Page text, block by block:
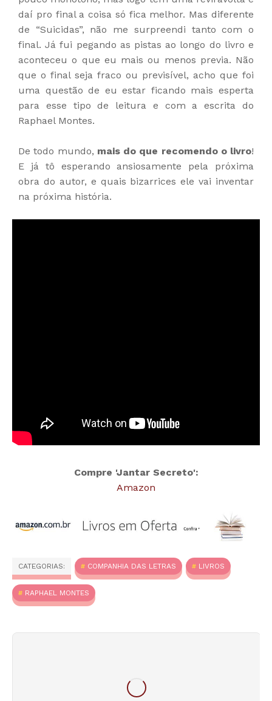
daí pro final a coisa só fica melhor. Mas diferente
de “Suicidas”, não me surpreendi tanto com o
final. Já fui pegando as pistas ao longo do livro e
aconteceu o que eu mais ou menos previa. Não
que o final seja fraco ou previsível, acho que foi
uma questão de eu estar ficando mais esperta
para esse tipo de leitura e com a escrita do
Raphael Montes.
De todo mundo, mais do que recomendo o livro!
E já tô esperando ansiosamente pela próxima
obra do autor, e quais bizarrices ele vai inventar
na próxima história.
Compre 'Jantar Secreto':
Amazon
CATEGORIAS: COMPANHIA DAS LETRAS LIVROS
RAPHAEL MONTES